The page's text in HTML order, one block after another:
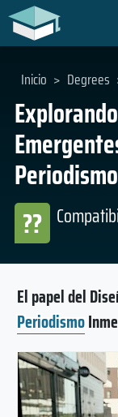
Periodismo
??
Inicio > Degrees
El papel del
Periodismo